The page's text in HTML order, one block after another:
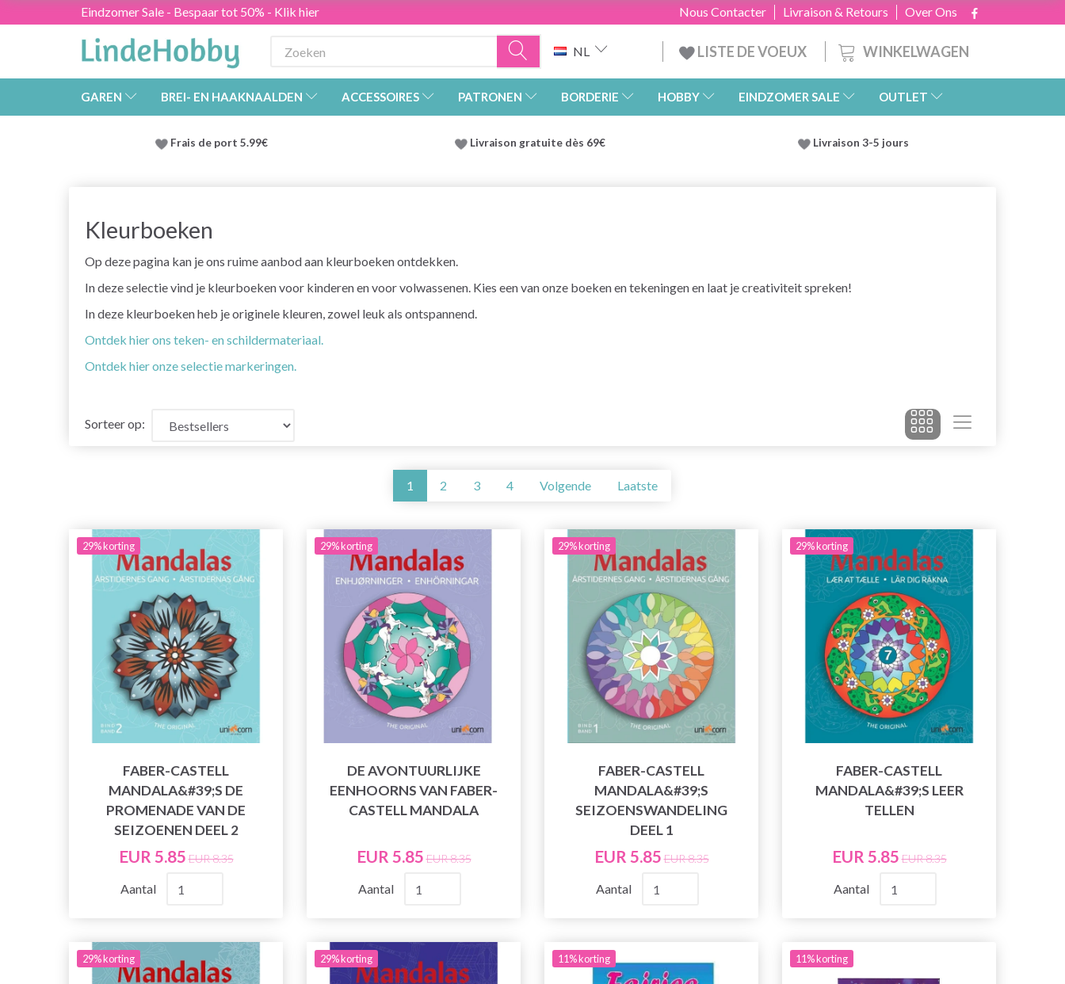
Eindzomer Sale - Bespaar tot 50% - Klik hier Over Ons
Livraison & Retours
Nous Contacter
WINKELWAGEN
NL LISTE DE VOEUX
GAREN BREI- EN HAAKNAALDEN ACCESSOIRES PATRONEN BORDERIE HOBBY EINDZOMER SALE OUTLET
Frais de port 5.99€ Livraison gratuite dès 69€ Livraison 3-5 jours
Kleurboeken
Op deze pagina kan je ons ruime aanbod aan kleurboeken ontdekken.
In deze selectie vind je kleurboeken voor kinderen en voor volwassenen. Kies een van onze boeken en tekeningen en laat je creativiteit spreken!
In deze kleurboeken heb je originele kleuren, zowel leuk als ontspannend.
Ontdek hier ons teken- en schildermateriaal.
Ontdek hier onze selectie markeringen.
Sorteer op:
1 2 3 4 Volgende Laatste
29% korting
FABER-CASTELL
MANDALA&#39;S DE
PROMENADE VAN DE
SEIZOENEN DEEL 2
EUR 5.85 EUR 8.35
Aantal
29% korting
DE AVONTUURLIJKE
EENHOORNS VAN FABER-
CASTELL MANDALA
EUR 5.85 EUR 8.35
Aantal
29% korting
FABER-CASTELL
MANDALA&#39;S
SEIZOENSWANDELING
DEEL 1
EUR 5.85 EUR 8.35
Aantal
29% korting
FABER-CASTELL
MANDALA&#39;S LEER
TELLEN
EUR 5.85 EUR 8.35
Aantal
29% korting 29% korting 11% korting 11% korting